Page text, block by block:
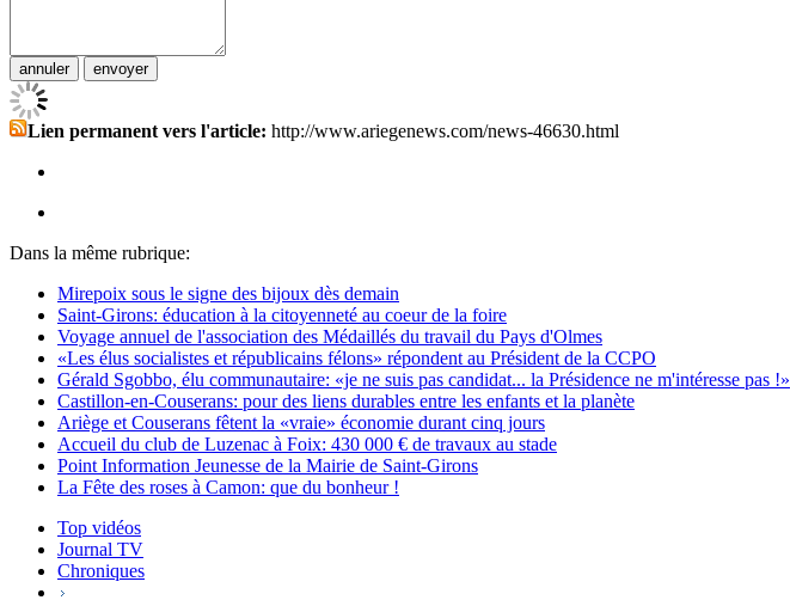
Lien permanent vers l'article: http://www.ariegenews.com/news-46630.html
Dans la même rubrique:
Mirepoix sous le signe des bijoux dès demain
Saint-Girons: éducation à la citoyenneté au coeur de la foire
Voyage annuel de l'association des Médaillés du travail du Pays d'Olmes
«Les élus socialistes et républicains félons» répondent au Président de la CCPO
Gérald Sgobbo, élu communautaire: «je ne suis pas candidat... la Présidence ne m'intéresse pas !»
Castillon-en-Couserans: pour des liens durables entre les enfants et la planète
Ariège et Couserans fêtent la «vraie» économie durant cinq jours
Accueil du club de Luzenac à Foix: 430 000 € de travaux au stade
Point Information Jeunesse de la Mairie de Saint-Girons
La Fête des roses à Camon: que du bonheur !
Top vidéos
Journal TV
Chroniques